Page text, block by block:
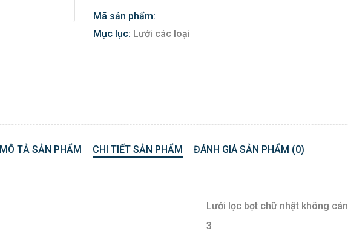
Mã sản phẩm:
Mục lục: Lưới các loại
MÔ TẢ SẢN PHẨM CHI TIẾT SẢN PHẨM ĐÁNH GIÁ SẢN PHẨM (0)
Lưới lọc bọt chữ nhật không cán
3